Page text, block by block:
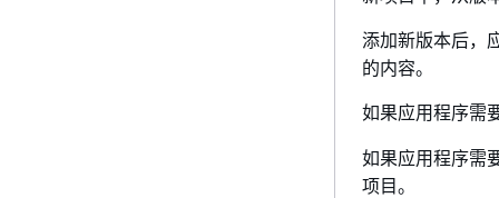
添加新版本后，
的内容。
如果应用程序需
如果应用程序需
项目。